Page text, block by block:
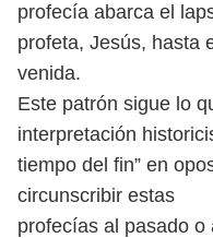
profecía abarca el
profeta, Jesús, hasta
venida.
Este patrón sigue lo
interpretación
tiempo del fin” en
circunscribir estas
profecías al pasado o